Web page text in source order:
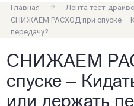
Главная
Лента тест-
СНИЖАЕМ РАСХОД при спуске –
передачу?
СНИЖАЕМ
спуске –